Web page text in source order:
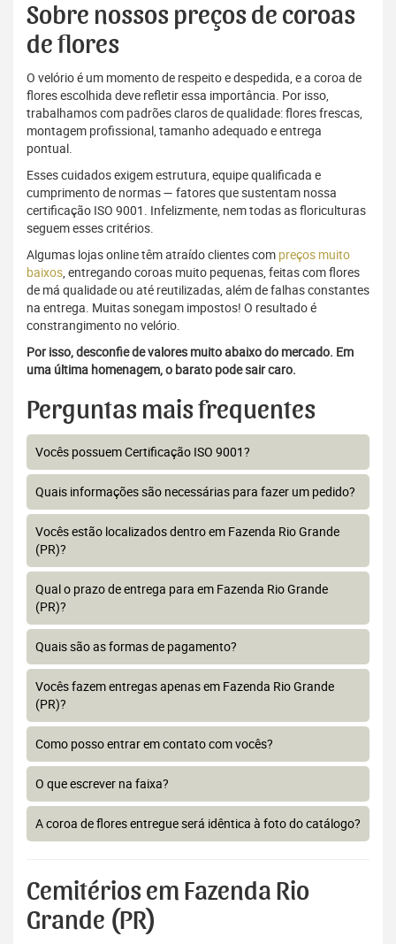
Sobre nossos preços de coroas
de flores
O velório é um momento de respeito e despedida, e a coroa de
flores escolhida deve refletir essa importância. Por isso,
trabalhamos com padrões claros de qualidade: flores frescas,
montagem profissional, tamanho adequado e entrega
pontual.
Esses cuidados exigem estrutura, equipe qualificada e
cumprimento de normas — fatores que sustentam nossa
certificação ISO 9001. Infelizmente, nem todas as floriculturas
seguem esses critérios.
Algumas lojas online têm atraído clientes com preços muito
baixos, entregando coroas muito pequenas, feitas com flores
de má qualidade ou até reutilizadas, além de falhas constantes
na entrega. Muitas sonegam impostos! O resultado é
constrangimento no velório.
Por isso, desconfie de valores muito abaixo do mercado. Em
uma última homenagem, o barato pode sair caro.
Perguntas mais frequentes
Vocês possuem Certificação ISO 9001?
Quais informações são necessárias para fazer um pedido?
Vocês estão localizados dentro em Fazenda Rio Grande
(PR)?
Qual o prazo de entrega para em Fazenda Rio Grande
(PR)?
Quais são as formas de pagamento?
Vocês fazem entregas apenas em Fazenda Rio Grande
(PR)?
Como posso entrar em contato com vocês?
O que escrever na faixa?
A coroa de flores entregue será idêntica à foto do catálogo?
Cemitérios em Fazenda Rio
Grande (PR)